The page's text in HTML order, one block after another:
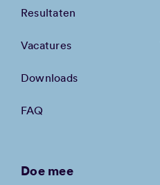
Resultaten
Vacatures
Downloads
FAQ
Doe mee